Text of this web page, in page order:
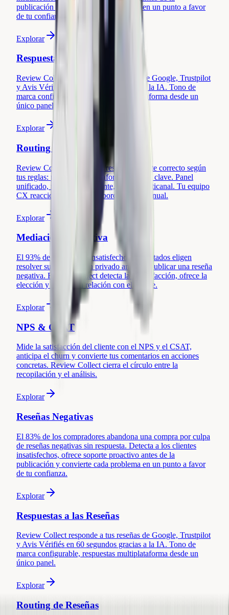
publicación y convierte cada problema en un punto a favor
de tu confianza.
Explorar
Respuestas a las Reseñas
Review Collect responde a tus reseñas de Google, Trustpilot
y Avis Vérifiés en 60 segundos gracias a la IA. Tono de
marca configurable, respuestas multiplataforma desde un
único panel.
Explorar
Routing de Reseñas
Review Collect dirige cada reseña al agente correcto según
tus reglas: puntuación, plataforma, palabra clave. Panel
unificado, métricas por agente, alertas multicanal. Tu equipo
CX reacciona rápido, sin coordinación manual.
Explorar
Mediación Preventiva
El 93% de los clientes insatisfechos contactados eligen
resolver su problema en privado antes de publicar una reseña
negativa. Review Collect detecta la insatisfacción, ofrece la
elección y protege tu relación con el cliente.
Explorar
NPS & CSAT
Mide la satisfacción del cliente con el NPS y el CSAT,
anticipa el churn y convierte tus comentarios en acciones
concretas. Review Collect cierra el círculo entre la
recopilación y el análisis.
Explorar
Reseñas Negativas
El 83% de los compradores abandona una compra por culpa
de reseñas negativas sin respuesta. Detecta a los clientes
insatisfechos, ofrece soporte proactivo antes de la
publicación y convierte cada problema en un punto a favor
de tu confianza.
Explorar
Respuestas a las Reseñas
Review Collect responde a tus reseñas de Google, Trustpilot
y Avis Vérifiés en 60 segundos gracias a la IA. Tono de
marca configurable, respuestas multiplataforma desde un
único panel.
Explorar
Routing de Reseñas